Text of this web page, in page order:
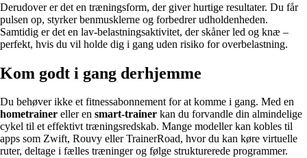
Derudover er det en træningsform, der giver hurtige resultater. Du får
pulsen op, styrker benmusklerne og forbedrer udholdenheden.
Samtidig er det en lav-belastningsaktivitet, der skåner led og knæ –
perfekt, hvis du vil holde dig i gang uden risiko for overbelastning.
Kom godt i gang derhjemme
Du behøver ikke et fitnessabonnement for at komme i gang. Med en
hometrainer eller en smart-trainer kan du forvandle din almindelige
cykel til et effektivt træningsredskab. Mange modeller kan kobles til
apps som Zwift, Rouvy eller TrainerRoad, hvor du kan køre virtuelle
ruter, deltage i fælles træninger og følge strukturerede programmer.